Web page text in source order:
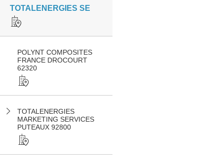
TOTALENERGIES SE
POLYNT COMPOSITES
FRANCE DROCOURT
62320
TOTALENERGIES
MARKETING SERVICES
PUTEAUX 92800